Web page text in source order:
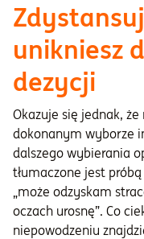
unikniesz
dezycji
Okazuje się jednak,
dokonanym wyborze
dalszego wybierania
tłumaczone jest
„może odzyskam
oczach urosnę”. Co
niepowodzeniu